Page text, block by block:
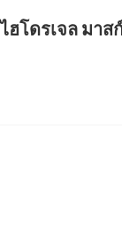
ฮโดรเจล มาส